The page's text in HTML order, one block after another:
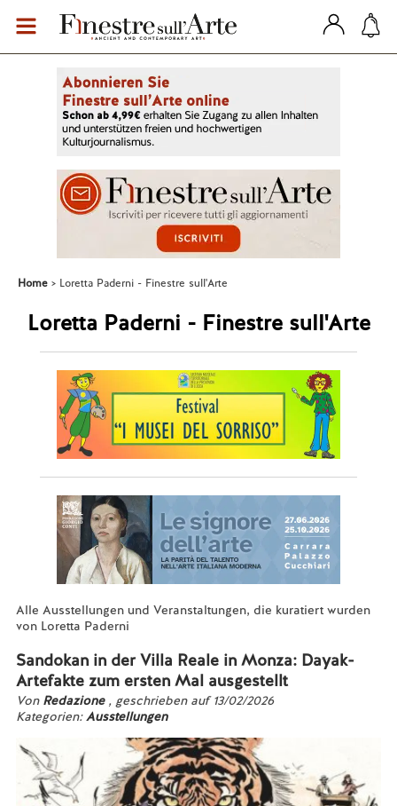
Home Loretta Paderni - Finestre sull'Arte
Loretta Paderni - Finestre sull'Arte
Alle Ausstellungen und Veranstaltungen, die kuratiert wurden
von Loretta Paderni
Sandokan in der Villa Reale in Monza: Dayak-
Artefakte zum ersten Mal ausgestellt
Von Redazione , geschrieben auf 13/02/2026
Kategorien:Ausstellungen